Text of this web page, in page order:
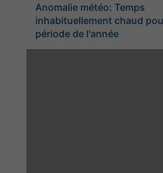
Anomalie météo: Temps
inhabituellement chaud
période de l'année